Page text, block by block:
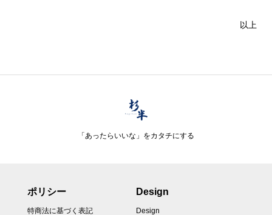
以上
「あったらいいな」をカタチにする
ポリシー
特商法に基づく表記
Design
Design